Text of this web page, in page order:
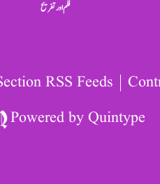
فلم اور تفریح
RSS Feeds
Powered byQuintype